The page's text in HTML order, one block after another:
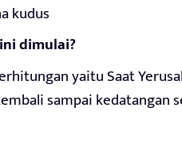
kudus
dimulai?
yaitu Saat
sampai kedatangan